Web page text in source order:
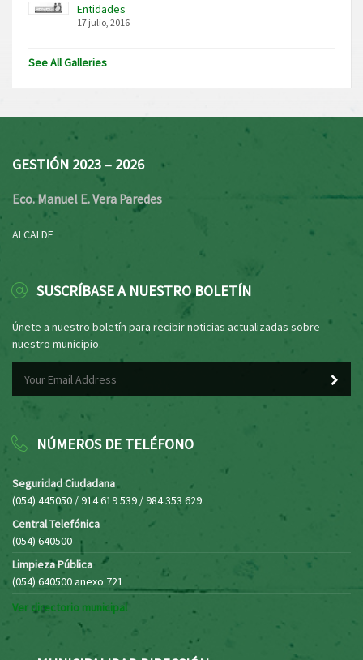
Entidades
17 julio, 2016
See All Galleries
GESTIÓN 2023 – 2026
Eco. Manuel E. Vera Paredes
ALCALDE
SUSCRÍBASE A NUESTRO BOLETÍN
Únete a nuestro boletín para recibir noticias actualizadas sobre
nuestro municipio.
NÚMEROS DE TELÉFONO
Seguridad Ciudadana
(054) 445050 / 914 619 539 / 984 353 629
Central Telefónica
(054) 640500
Limpieza Pública
(054) 640500 anexo 721
Ver directorio municipal